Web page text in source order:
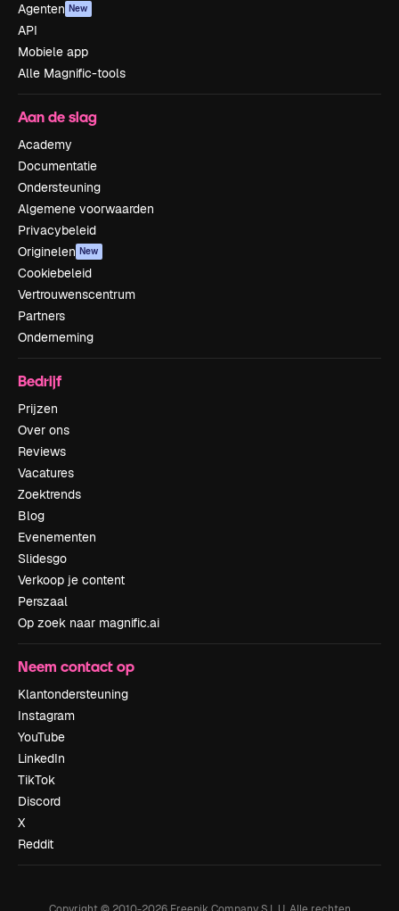
Agenten New
API
Mobiele app
Alle Magnific-tools
Aan de slag
Academy
Documentatie
Ondersteuning
Algemene voorwaarden
Privacybeleid
Originelen New
Cookiebeleid
Vertrouwenscentrum
Partners
Onderneming
Bedrijf
Prijzen
Over ons
Reviews
Vacatures
Zoektrends
Blog
Evenementen
Slidesgo
Verkoop je content
Perszaal
Op zoek naar magnific.ai
Neem contact op
Klantondersteuning
Instagram
YouTube
LinkedIn
TikTok
Discord
X
Reddit